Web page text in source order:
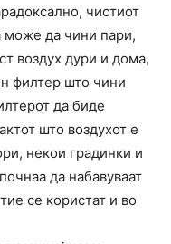
чистиот
може да чини пари,
воздух дури и дома,
филтер што чини
да биде
што воздухот е
некои градинки и
да набавуваат
се користат и во